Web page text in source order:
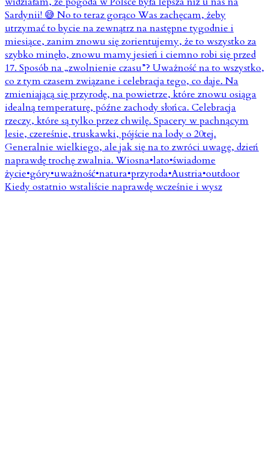
Kiedy ostatnio wstaliście naprawdę wcześnie i wysz